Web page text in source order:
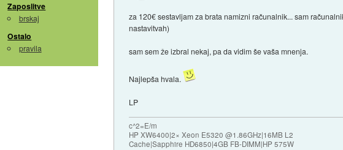
Zaposlitve
brskaj
Ostalo
pravila
za 120€ sestavljam za brata namizni računalnik... sam
nastavitvah)
sam sem že izbral nekaj, pa da vidim še vaša mnenja.
Najlepša hvala.
LP
c^2=E/m
HP XW6400|2× Xeon E5320 @1.86GHz|16MB L2
Cache|Sapphire HD6850|4GB FB-DIMM|HP 575W